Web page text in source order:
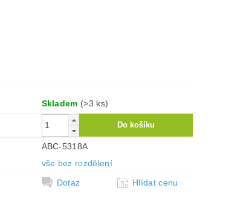
Skladem (>3 ks)
ABC-5318A
vše bez rozdělení
Dotaz Hlídat cenu